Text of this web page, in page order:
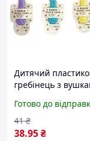
Дитячий
гребінець з
(16,5×8,5×2,5 см)
Готово до
38.95₴
41 ₴